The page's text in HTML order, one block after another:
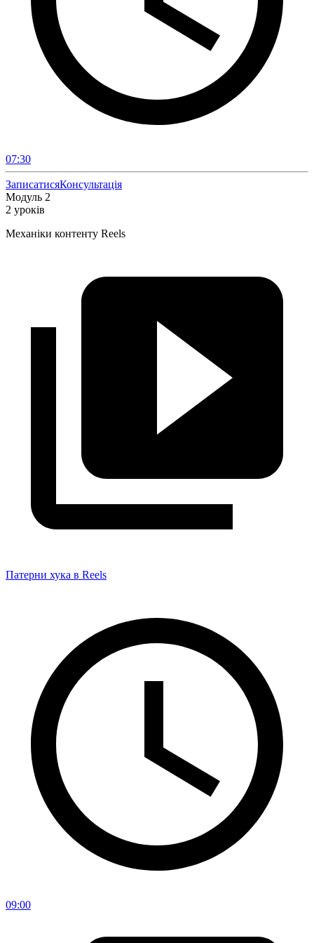
07:30
ЗаписатисяКонсультація
Модуль 2
2 уроків
Механіки контенту Reels
Патерни хука в Reels
09:00